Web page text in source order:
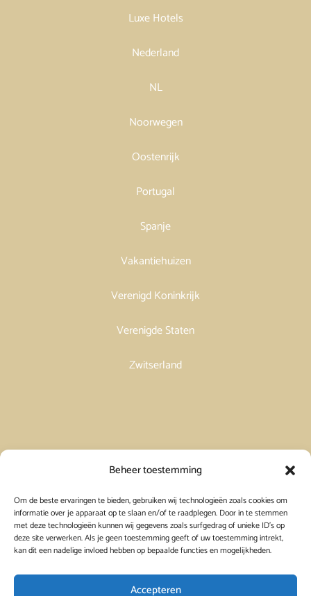
Beheer toestemming
Om de beste ervaringen te bieden, gebruiken wij technologieën zoals cookies om
informatie over je apparaat op te slaan en/of te raadplegen. Door in te stemmen
met deze technologieën kunnen wij gegevens zoals surfgedrag of unieke ID's op
deze site verwerken. Als je geen toestemming geeft of uw toestemming intrekt,
kan dit een nadelige invloed hebben op bepaalde functies en mogelijkheden.
Accepteren
Luxe Hotels
Nederland
NL
Noorwegen
Oostenrijk
Portugal
Spanje
Vakantiehuizen
Verenigd Koninkrijk
Verenigde Staten
Zwitserland
Vakantiehuis in Frankrijk huren
Vakantiehuis in Griekenland huren